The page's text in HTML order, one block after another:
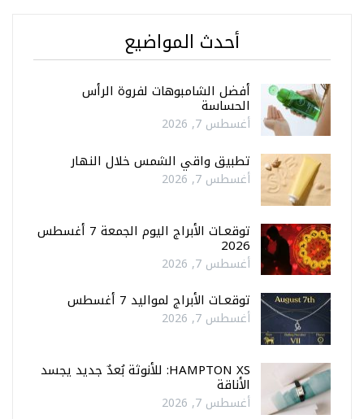
أحدث المواضيع
أفضل الشامبوهات لفروة الرأس
الحساسة
أغسطس 7, 2026
تطبيق واقي الشمس خلال النهار
أغسطس 7, 2026
توقعـات الأبراج اليوم الجمعة 7 أغسطس
2026
أغسطس 7, 2026
توقعـات الأبراج لمواليد 7 أغسطس
أغسطس 7, 2026
HAMPTON XS: للأنوثة بُعدٌ جديد يجسد
الأناقة
أغسطس 7, 2026